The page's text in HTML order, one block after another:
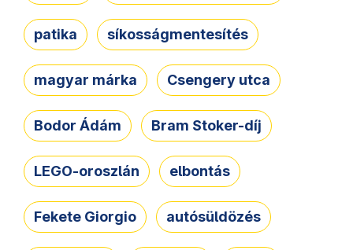
patika síkosságmentesítés
magyar márka Csengery utca
Bodor Ádám Bram Stoker-díj
LEGO-oroszlán elbontás
Fekete Giorgio autósüldözés